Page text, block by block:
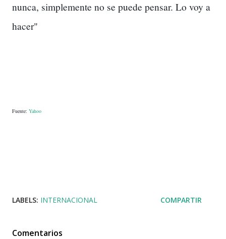
nunca, simplemente no se puede pensar. Lo voy a
hacer"
Fuente: Yahoo
LABELS: INTERNACIONAL COMPARTIR
Comentarios